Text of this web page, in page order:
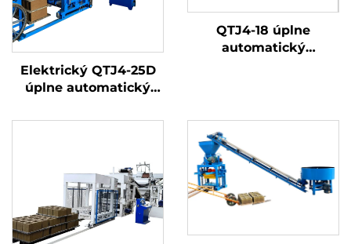
Elektrický QTJ4-25D
úplne automatický
betónových blokov
QTJ4-18 úplne
automatický